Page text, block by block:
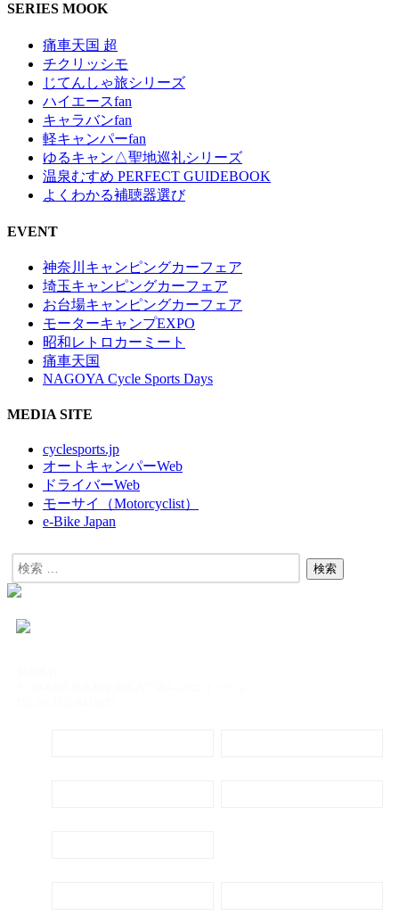
SERIES MOOK
痛車天国 超
チクリッシモ
じてんしゃ旅シリーズ
ハイエースfan
キャラバンfan
軽キャンパーfan
ゆるキャン△聖地巡礼シリーズ
温泉むすめ PERFECT GUIDEBOOK
よくわかる補聴器選び
EVENT
神奈川キャンピングカーフェア
埼玉キャンピングカーフェア
お台場キャンピングカーフェア
モーターキャンプEXPO
昭和レトロカーミート
痛車天国
NAGOYA Cycle Sports Days
MEDIA SITE
cyclesports.jp
オートキャンパーWeb
ドライバーWeb
モーサイ（Motorcyclist）
e-Bike Japan